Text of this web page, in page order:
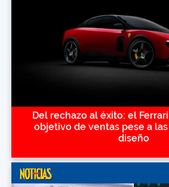
Del rechazo al éxito: el
objetivo de ventas pese a
diseño